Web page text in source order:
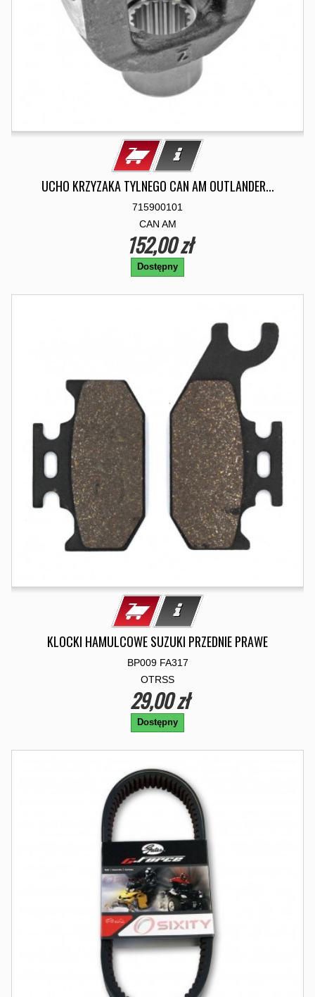
UCHO KRZYZAKA TYLNEGO CAN AM OUTLANDER...
715900101
CAN AM
152,00 zł
Dostępny
KLOCKI HAMULCOWE SUZUKI PRZEDNIE PRAWE
BP009 FA317
OTRSS
29,00 zł
Dostępny